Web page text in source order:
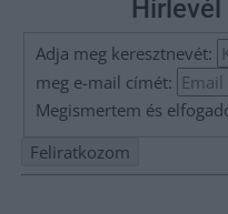
Adja meg keresztnevét:
meg e-mail címét:
Megismertem és